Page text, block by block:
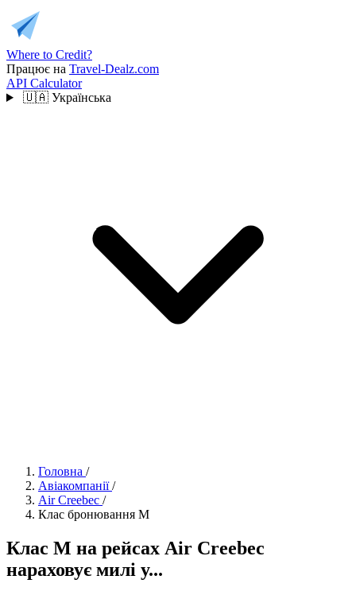
Where to Credit?
Працює на Travel-Dealz.com
API Calculator
🇺🇦 Українська
Головна /
Авіакомпанії /
Air Creebec /
Клас бронювання M
Клас M на рейсах Air Creebec
нараховує милі у...